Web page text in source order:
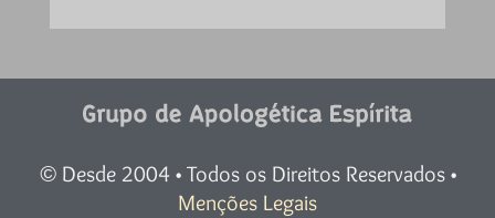
©Desde 2004 • Todos os Direitos Reservados •
Menções Legais